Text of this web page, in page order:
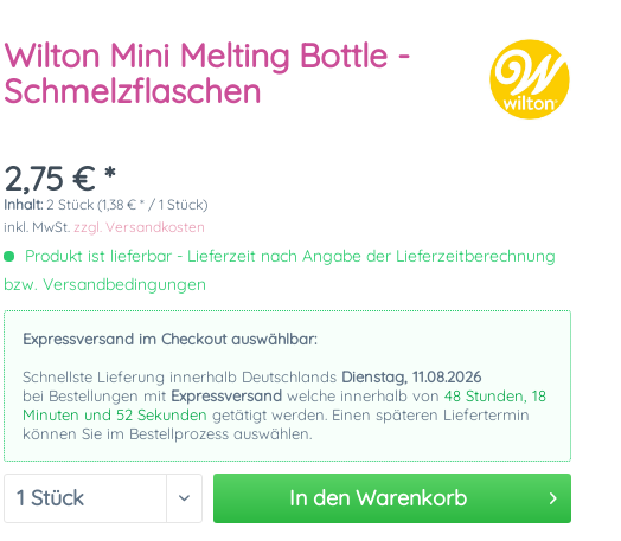
Wilton Mini Melting Bottle -
Schmelzflaschen
2,75 € *
Inhalt: 2 Stück (1,38 € * / 1 Stück)
inkl. MwSt.zzgl. Versandkosten
Produkt ist lieferbar - Lieferzeit nach Angabe der Lieferzeitberechnung
bzw. Versandbedingungen
Expressversand im Checkout auswählbar:
Schnellste Lieferung innerhalb Deutschlands Dienstag, 11.08.2026
bei Bestellungen mit Expressversand welche innerhalb von48 Stunden, 18
Minuten und 51 Sekundengetätigt werden. Einen späteren Liefertermin
können Sie im Bestellprozess auswählen.
In den Warenkorb